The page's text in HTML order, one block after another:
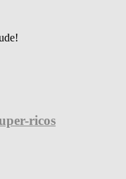
ricos